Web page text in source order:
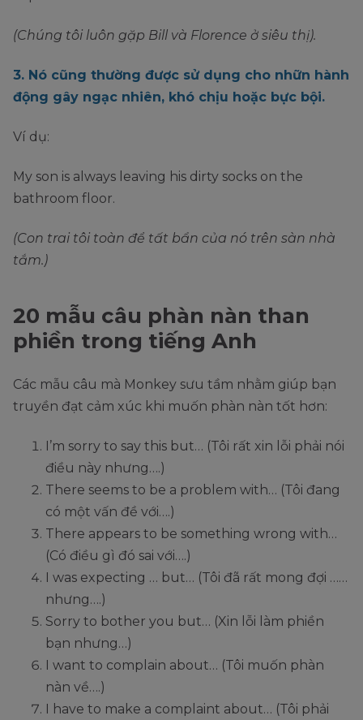
(Chúng tôi luôn gặp Bill và Florence ở siêu thị).
3. Nó cũng thường được sử dụng cho nhữn hành
động gây ngạc nhiên, khó chịu hoặc bực bội.
Ví dụ:
My son is always leaving his dirty socks on the
bathroom floor.
(Con trai tôi toàn để tất bẩn của nó trên sàn nhà
tắm.)
20 mẫu câu phàn nàn than
phiền trong tiếng Anh
Các mẫu câu mà Monkey sưu tầm nhằm giúp bạn
truyền đạt cảm xúc khi muốn phàn nàn tốt hơn:
I’m sorry to say this but… (Tôi rất xin lỗi phải nói
điều này nhưng….)
There seems to be a problem with… (Tôi đang
có một vấn đề với….)
There appears to be something wrong with…
(Có điều gì đó sai với….)
I was expecting … but… (Tôi đã rất mong đợi ……
nhưng….)
Sorry to bother you but… (Xin lỗi làm phiền
bạn nhưng…)
I want to complain about… (Tôi muốn phàn
nàn về….)
I have to make a complaint about… (Tôi phải